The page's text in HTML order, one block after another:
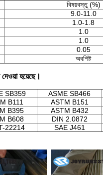
বিষয়বস্তু (%)
9.0-11.0
1.0-1.8
1.0
1.0
0.05
অবশিষ্ট
হয়েছে।
SB359 ASME SB466
B111 ASTM B151
B395 ASTM B432
B608 DIN 2.0872
22214 SAE J461